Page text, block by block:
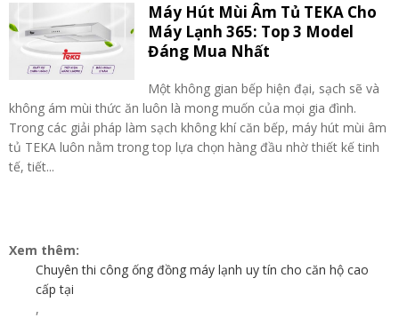
Máy Hút Mùi Âm Tủ TEKA Cho
Máy Lạnh 365: Top 3 Model
Đáng Mua Nhất
Một không gian bếp hiện đại, sạch sẽ và
không ám mùi thức ăn luôn là mong muốn của mọi gia đình.
Trong các giải pháp làm sạch không khí căn bếp, máy hút mùi âm
tủ TEKA luôn nằm trong top lựa chọn hàng đầu nhờ thiết kế tinh
tế, tiết...
Xem thêm:
Chuyên thi công ống đồng máy lạnh uy tín cho căn hộ cao
cấp tại
,